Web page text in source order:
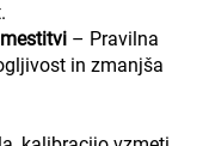
– Pravilna
in zmanjša